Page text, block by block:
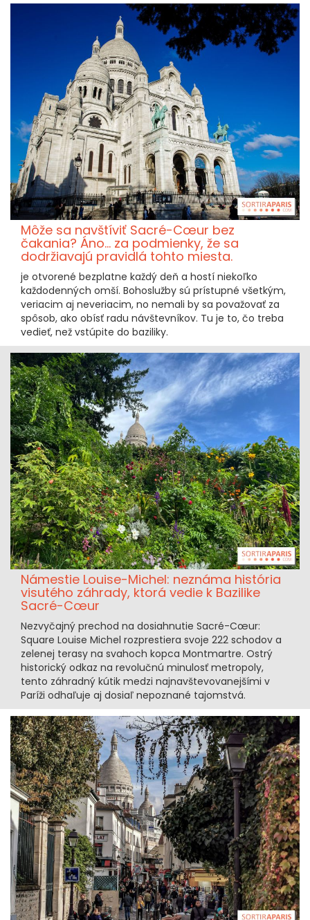
Môže sa navštíviť Sacré-Cœur bez
čakania? Áno... za podmienky, že sa
dodržiavajú pravidlá tohto miesta.
je otvorené bezplatne každý deň a hostí niekoľko
každodenných omší. Bohoslužby sú prístupné všetkým,
veriacim aj neveriacim, no nemali by sa považovať za
spôsob, ako obísť radu návštevníkov. Tu je to, čo treba
vedieť, než vstúpite do baziliky.
Námestie Louise-Michel: neznáma história
visutého záhrady, ktorá vedie k Bazilike
Sacré-Cœur
Nezvyčajný prechod na dosiahnutie Sacré-Cœur:
Square Louise Michel rozprestiera svoje 222 schodov a
zelenej terasy na svahoch kopca Montmartre. Ostrý
historický odkaz na revolučnú minulosť metropoly,
tento záhradný kútik medzi najnavštevovanejšími v
Paríži odhaľuje aj dosiaľ nepoznané tajomstvá.